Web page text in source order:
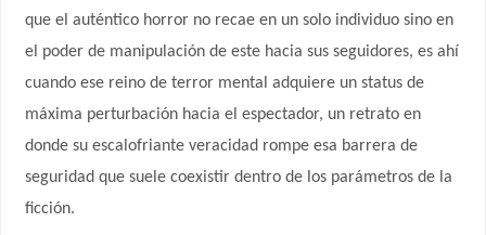
que el auténtico horror no recae en un solo individuo sino en
el poder de manipulación de este hacia sus seguidores, es ahí
cuando ese reino de terror mental adquiere un status de
máxima perturbación hacia el espectador, un retrato en
donde su escalofriante veracidad rompe esa barrera de
seguridad que suele coexistir dentro de los parámetros de la
ficción.